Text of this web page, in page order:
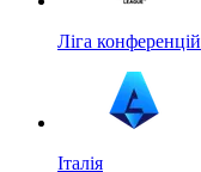
Ліга конференцій
Італія